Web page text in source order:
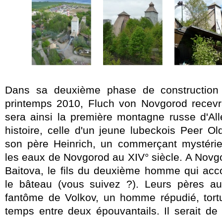
Dans sa deuxième phase de
printemps 2010, Fluch von Novgorod
sera ainsi la première montagne russe
histoire, celle d'un jeune lubeckois Peer
son père Heinrich, un commerçant
les eaux de Novgorod au XIV° siècle. A
Baitova, le fils du deuxième homme qui
le bâteau (vous suivez ?). Leurs pères
fantôme de Volkov, un homme répudié,
temps entre deux épouvantails. Il serait